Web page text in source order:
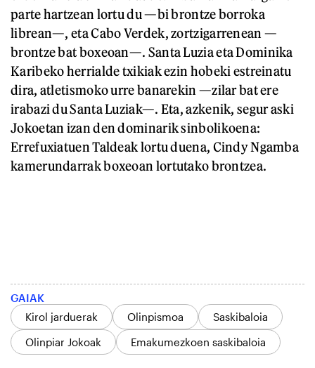
parte hartzean lortu du —bi brontze borroka
librean—, eta Cabo Verdek, zortzigarrenean —
brontze bat boxeoan—. Santa Luzia eta Dominika
Karibeko herrialde txikiak ezin hobeki estreinatu
dira, atletismoko urre banarekin —zilar bat ere
irabazi du Santa Luziak—. Eta, azkenik, segur aski
Jokoetan izan den dominarik sinbolikoena:
Errefuxiatuen Taldeak lortu duena, Cindy Ngamba
kamerundarrak boxeoan lortutako brontzea.
GAIAK
Kirol jarduerak
Olinpismoa
Saskibaloia
Olinpiar Jokoak
Emakumezkoen saskibaloia